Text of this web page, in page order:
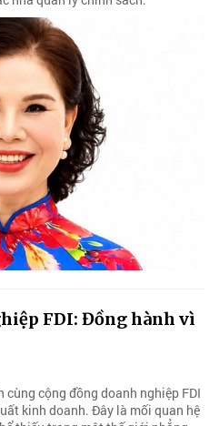
FDI: Đồng hành vì
cùng cộng đồng doanh nghiệp FDI
kinh doanh. Đây là mối quan hệ